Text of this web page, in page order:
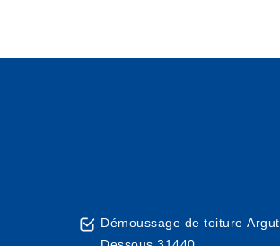
Démoussage de toiture Argut